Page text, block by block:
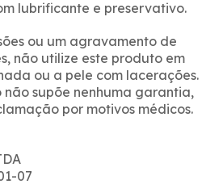
lubrificante e preservativo.
ou um agravamento de
não utilize este produto em
ou a pele com lacerações.
supõe nenhuma garantia,
por motivos médicos.
07